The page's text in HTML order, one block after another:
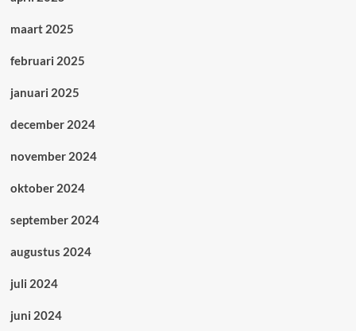
maart 2025
februari 2025
januari 2025
december 2024
november 2024
oktober 2024
september 2024
augustus 2024
juli 2024
juni 2024